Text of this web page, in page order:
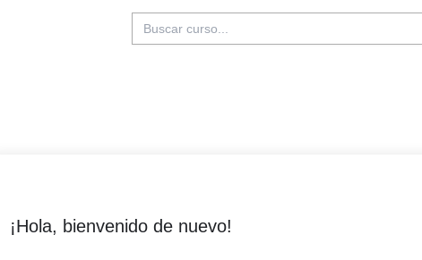
Buscar:
¡Hola, bienvenido de nuevo!